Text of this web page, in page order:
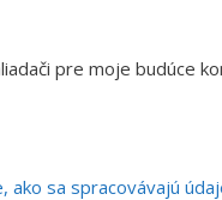
pre moje budúce
ako sa spracovávajú